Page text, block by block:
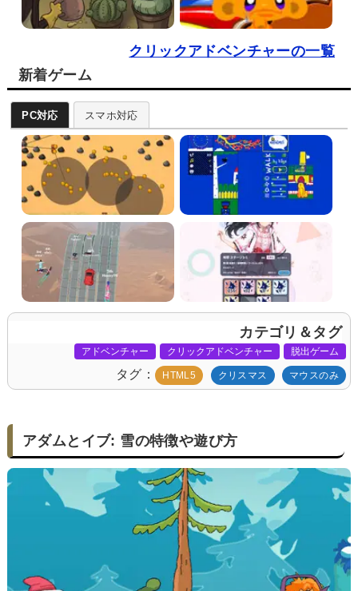
クリックアドベンチャーの一覧
新着ゲーム
PC対応 スマホ対応
カテゴリ＆タグ
アドベンチャー クリックアドベンチャー 脱出ゲーム
タグ HTML5 クリスマス マウスのみ
アダムとイブ: 雪の特徴や遊び方